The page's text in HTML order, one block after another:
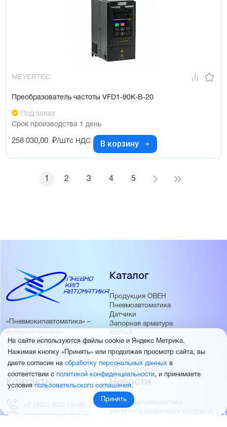
MEYERTEC
Преобразователь частоты VFD1-90K-B-20
Под заказ
Срок производства 1 день
258 030,00 ₽/штс НДС В корзину
1 2 3 4 5
«Пневмокипавтоматика» –
интернет-магазин
промышленного оборудования
Каталог
Продукция ОВЕН
Пневмоавтоматика
Датчики
Запорная арматура
КИПиА
Приводная техника
Электротехническая
продукция
Продукция FESTO
Новости
Пневмокипавтоматика
запустила розничные продажи
Контакты
+7 (960) 953-19-99
sales@pnevmokip.ru
На сайте используются файлы cookie и Яндекс Метрика.
Нажимая кнопку «Принять» или продолжая просмотр сайта, вы
даете согласие на обработку персональных данных в
соответствии с политикой конфиденциальности, и принимаете
условияпользовательского соглашения.
Принять